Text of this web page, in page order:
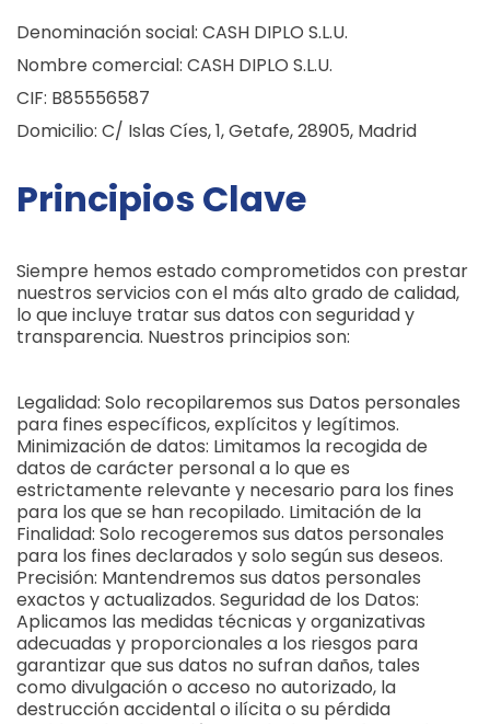
Denominación social: CASH DIPLO S.L.U.
Nombre comercial: CASH DIPLO S.L.U.
CIF: B85556587
Domicilio: C/ Islas Cíes, 1, Getafe, 28905, Madrid
Principios Clave
Siempre hemos estado comprometidos con prestar
nuestros servicios con el más alto grado de calidad,
lo que incluye tratar sus datos con seguridad y
transparencia. Nuestros principios son:
Legalidad: Solo recopilaremos sus Datos personales
para fines específicos, explícitos y legítimos.
Minimización de datos: Limitamos la recogida de
datos de carácter personal a lo que es
estrictamente relevante y necesario para los fines
para los que se han recopilado. Limitación de la
Finalidad: Solo recogeremos sus datos personales
para los fines declarados y solo según sus deseos.
Precisión: Mantendremos sus datos personales
exactos y actualizados. Seguridad de los Datos:
Aplicamos las medidas técnicas y organizativas
adecuadas y proporcionales a los riesgos para
garantizar que sus datos no sufran daños, tales
como divulgación o acceso no autorizado, la
destrucción accidental o ilícita o su pérdida